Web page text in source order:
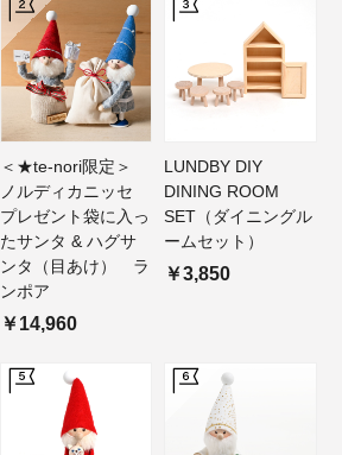
＜★te-nori限定＞
ノルディカニッセ
プレゼント袋に入っ
たサンタ & ハグサ
ンタ（目あけ） ラ
ンポア
￥14,960
LUNDBY DIY
DINING ROOM
SET（ダイニングル
ームセット）
￥3,850